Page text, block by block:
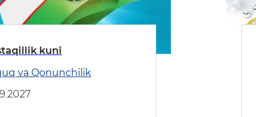
kuni
va Qonunchilik